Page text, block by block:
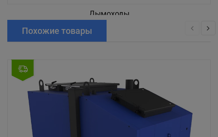
Дымоходы
Похожие товары